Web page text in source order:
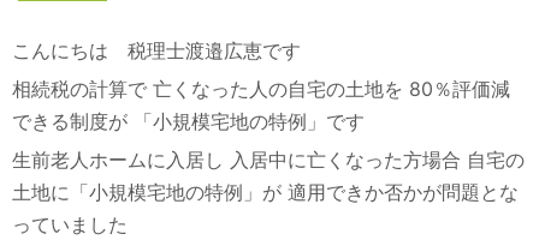
こんにちは 税理士渡邉広恵です
相続税の計算で 亡くなった人の自宅の土地を 80％評価減
できる制度が 「小規模宅地の特例」です
生前老人ホームに入居し 入居中に亡くなった方場合 自宅の
土地に「小規模宅地の特例」が 適用できか否かが問題とな
っていました